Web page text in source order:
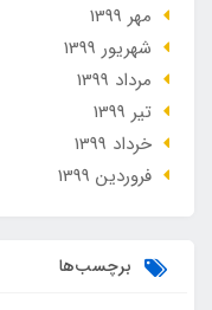
مهر 1399
شهریور 1399
مرداد 1399
تير 1399
خرداد 1399
فروردین 1399
برچسب‌ها